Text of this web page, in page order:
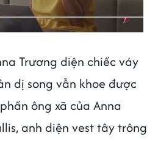
Trương diện chiếc váy
dị song vẫn khoe được
ông xã của Anna
anh diện vest tây trông